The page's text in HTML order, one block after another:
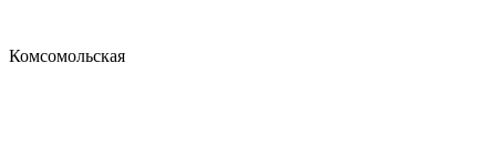
Комсомольская